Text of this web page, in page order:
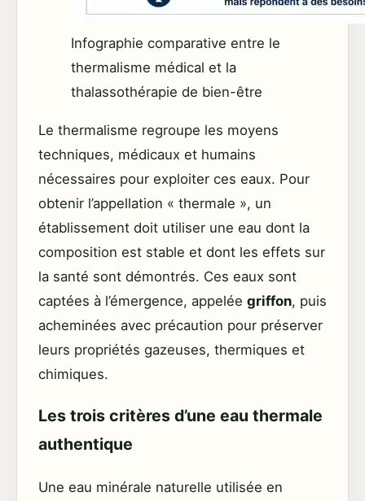
Infographie comparative entre le
thermalisme médical et la
thalassothérapie de bien-être
Le thermalisme regroupe les moyens
techniques, médicaux et humains
nécessaires pour exploiter ces eaux. Pour
obtenir l’appellation « thermale », un
établissement doit utiliser une eau dont la
composition est stable et dont les effets sur
la santé sont démontrés. Ces eaux sont
captées à l’émergence, appelée griffon, puis
acheminées avec précaution pour préserver
leurs propriétés gazeuses, thermiques et
chimiques.
Les trois critères d’une eau thermale
authentique
Une eau minérale naturelle utilisée en